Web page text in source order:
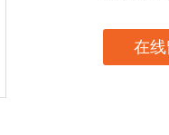
在